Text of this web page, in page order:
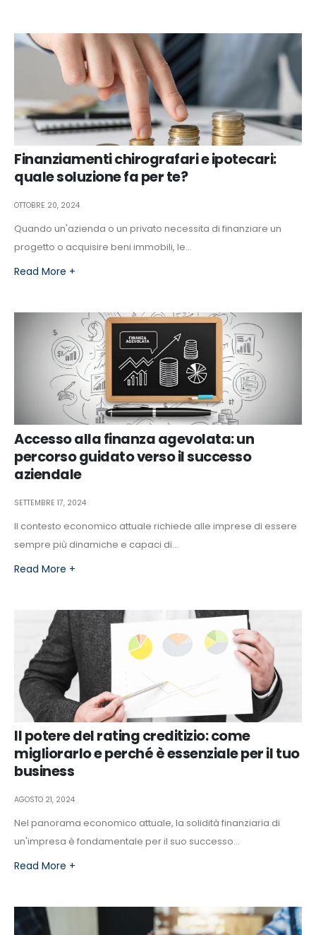
Finanziamenti chirografari e ipotecari:
quale soluzione fa per te?
OTTOBRE 20, 2024
Quando un'azienda o un privato necessita di finanziare un
progetto o acquisire beni immobili, le...
Read More +
Accesso alla finanza agevolata: un
percorso guidato verso il successo
aziendale
SETTEMBRE 17, 2024
Il contesto economico attuale richiede alle imprese di essere
sempre più dinamiche e capaci di...
Read More +
Il potere del rating creditizio: come
migliorarlo e perché è essenziale per il tuo
business
AGOSTO 21, 2024
Nel panorama economico attuale, la solidità finanziaria di
un'impresa è fondamentale per il suo successo...
Read More +